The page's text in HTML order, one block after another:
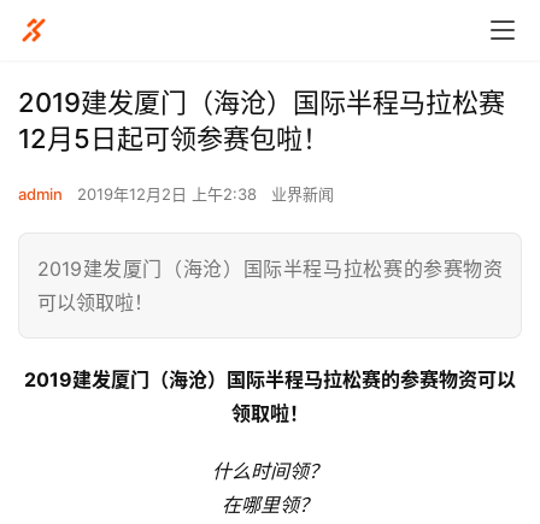
2019建发厦门（海沧）国际半程马拉松赛
12月5日起可领参赛包啦！
admin 2019年12月2日 上午2:38 业界新闻
2019建发厦门（海沧）国际半程马拉松赛的参赛物资
可以领取啦！
2019建发厦门（海沧）国际半程马拉松赛的参赛物资可以
领取啦！
什么时间领？
在哪里领？